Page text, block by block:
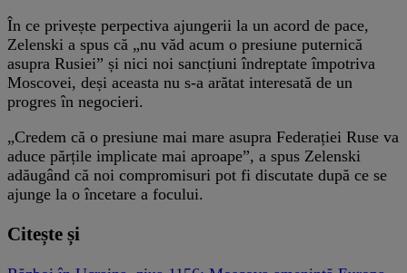
În ce privește perpectiva ajungerii la un acord de pace,
Zelenski a spus că „nu văd acum o presiune puternică
asupra Rusiei” și nici noi sancțiuni îndreptate împotriva
Moscovei, deși aceasta nu s-a arătat interesată de un
progres în negocieri.
„Credem că o presiune mai mare asupra Federației Ruse va
aduce părțile implicate mai aproape”, a spus Zelenski
adăugând că noi compromisuri pot fi discutate după ce se
ajunge la o încetare a focului.
Citește și